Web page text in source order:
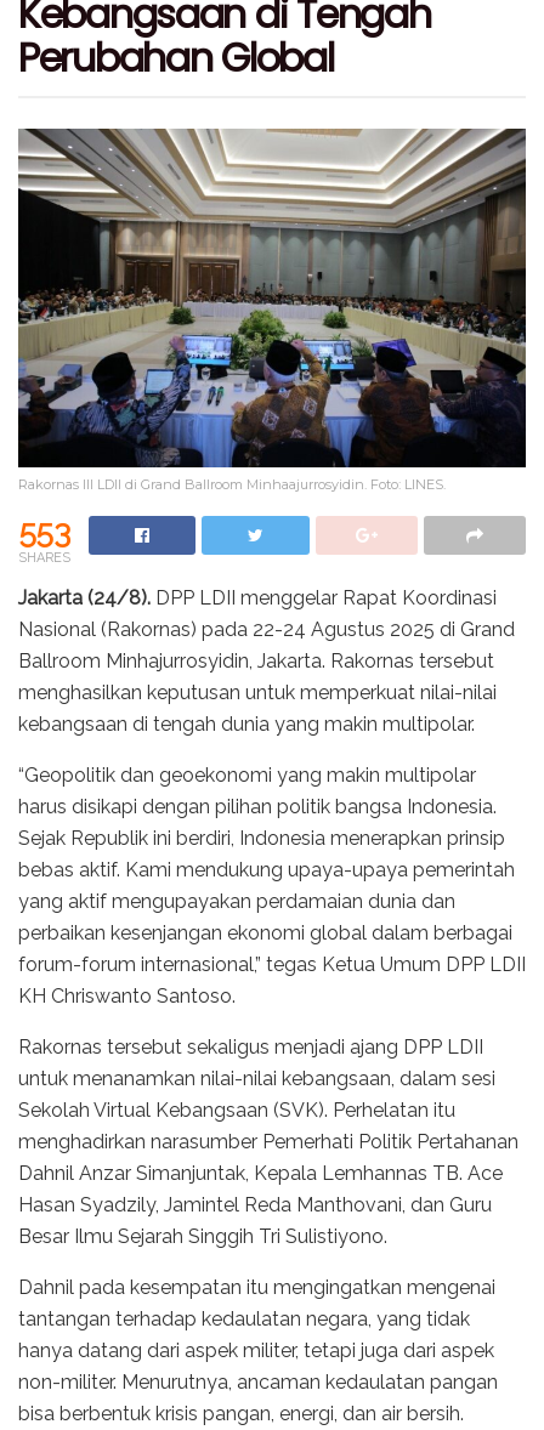
Kebangsaan di Tengah
Perubahan Global
Rakornas III LDII di Grand Ballroom Minhaajurrosyidin. Foto: LINES.
553
SHARES
Jakarta (24/8). DPP LDII menggelar Rapat Koordinasi
Nasional (Rakornas) pada 22-24 Agustus 2025 di Grand
Ballroom Minhajurrosyidin, Jakarta. Rakornas tersebut
menghasilkan keputusan untuk memperkuat nilai-nilai
kebangsaan di tengah dunia yang makin multipolar.
“Geopolitik dan geoekonomi yang makin multipolar
harus disikapi dengan pilihan politik bangsa Indonesia.
Sejak Republik ini berdiri, Indonesia menerapkan prinsip
bebas aktif. Kami mendukung upaya-upaya pemerintah
yang aktif mengupayakan perdamaian dunia dan
perbaikan kesenjangan ekonomi global dalam berbagai
forum-forum internasional,” tegas Ketua Umum DPP LDII
KH Chriswanto Santoso.
Rakornas tersebut sekaligus menjadi ajang DPP LDII
untuk menanamkan nilai-nilai kebangsaan, dalam sesi
Sekolah Virtual Kebangsaan (SVK). Perhelatan itu
menghadirkan narasumber Pemerhati Politik Pertahanan
Dahnil Anzar Simanjuntak, Kepala Lemhannas TB. Ace
Hasan Syadzily, Jamintel Reda Manthovani, dan Guru
Besar Ilmu Sejarah Singgih Tri Sulistiyono.
Dahnil pada kesempatan itu mengingatkan mengenai
tantangan terhadap kedaulatan negara, yang tidak
hanya datang dari aspek militer, tetapi juga dari aspek
non-militer. Menurutnya, ancaman kedaulatan pangan
bisa berbentuk krisis pangan, energi, dan air bersih.